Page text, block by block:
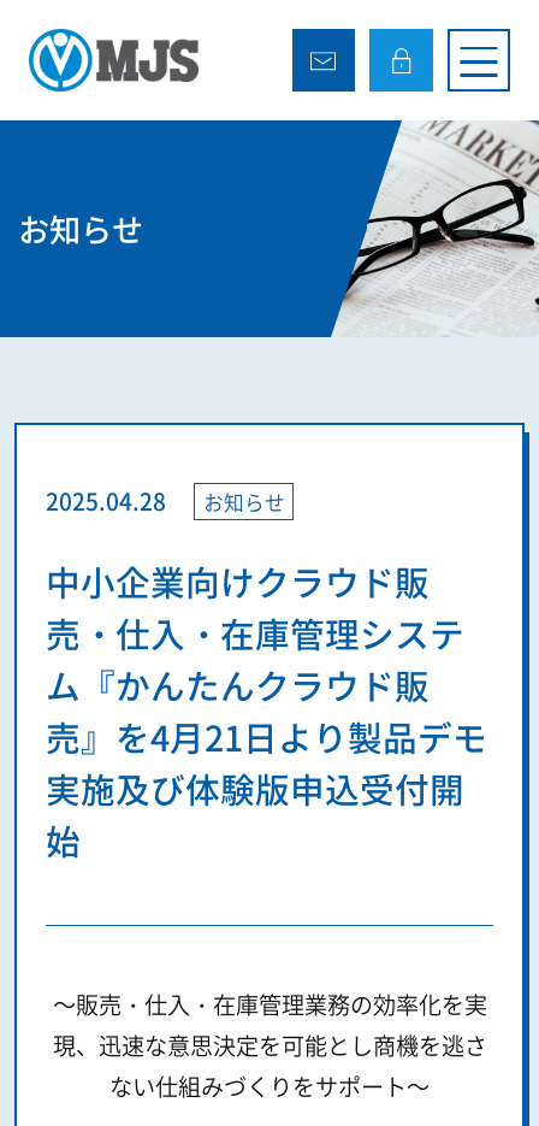
お知らせ
2025.04.28 お知らせ
中小企業向けクラウド販
売・仕入・在庫管理システ
ム『かんたんクラウド販
売』を4月21日より製品デモ
実施及び体験版申込受付開
始
～販売・仕入・在庫管理業務の効率化を実
現、迅速な意思決定を可能とし商機を逃さ
ない仕組みづくりをサポート～